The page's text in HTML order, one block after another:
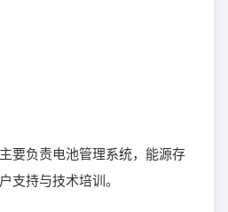
要负责电池管理系统，能源存
支持与技术培训。